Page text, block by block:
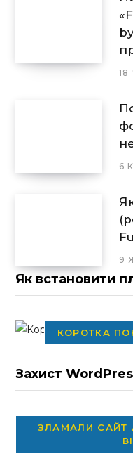
6
9
Як встановити
КОРОТКА
Захист
ЗЛАМАЛИ САЙТ